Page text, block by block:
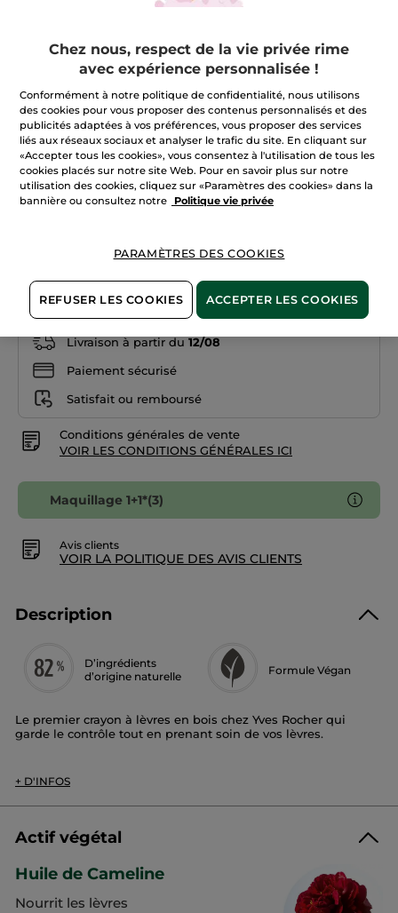
1.1 g
3.6 ★★★★★
★★★★★
sur
5
étoiles.
Lire
les
avis
sur
Crayon
Contour
Lèvres
(105)AJOUTER UN AVIS
13,90 €
03. Camélia séduisant
AJOUTER AU PANIER
Livraison à partir du12/08
Paiement sécurisé
Satisfait ou remboursé
Conditions générales de vente
VOIR LES CONDITIONS GÉNÉRALES ICI
Maquillage 1+1*(3)
Avis clients
VOIR LA POLITIQUE DES AVIS CLIENTS
Description
D’ingrédients
d’origine naturelle
Formule Végan
Le premier crayon à lèvres en bois chez Yves Rocher qui
garde le contrôle tout en prenant soin de vos lèvres.
Elixir.
Son + :
Enrichie en huile de camélia, sa formule crémeuse glisse sur
vos lèvres pour une application sans défaut.
aidera votre rouge à lèvres à tenir plus longtemps.
98%** des femmes déclarent que l’application est facile et
+ D'INFOS
Actif végétal
Huile de Cameline
Nourrit les lèvres
Chez nous, respect de la vie privée rime
avec expérience personnalisée !
Conformément à notre politique de confidentialité, nous utilisons
des cookies pour vous proposer des contenus personnalisés et des
publicités adaptées à vos préférences, vous proposer des services
liés aux réseaux sociaux et analyser le trafic du site. En cliquant sur
«Accepter tous les cookies», vous consentez à l'utilisation de tous les
cookies placés sur notre site Web. Pour en savoir plus sur notre
utilisation des cookies, cliquez sur «Paramètres des cookies» dans la
bannière ou consultez notre
Politique vie privée
PARAMÈTRES DES COOKIES
REFUSER LES COOKIES ACCEPTER LES COOKIES